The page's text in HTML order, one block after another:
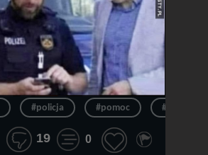
#policja #pomoc #czarny
19 0